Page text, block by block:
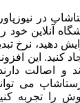
در
آنلاین
دهید، نرخ
کنید. این
و اصالت
می
را تجربه